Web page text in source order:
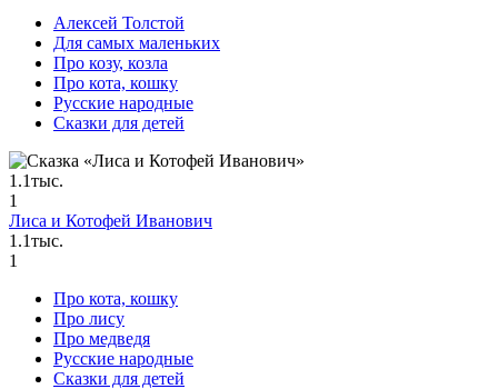
Алексей Толстой
Для самых маленьких
Про козу, козла
Про кота, кошку
Русские народные
Сказки для детей
1.1тыс.
1
Лиса и Котофей Иванович
1.1тыс.
1
Про кота, кошку
Про лису
Про медведя
Русские народные
Сказки для детей